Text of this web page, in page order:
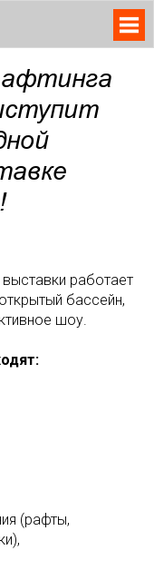
работает
бассейн,
шоу.
(рафты,